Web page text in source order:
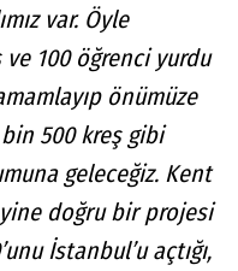
var. Öyle
100 öğrenci yurdu
önümüze
500 kreş gibi
geleceğiz. Kent
yine doğru bir projesi
İstanbul’u açtığı,